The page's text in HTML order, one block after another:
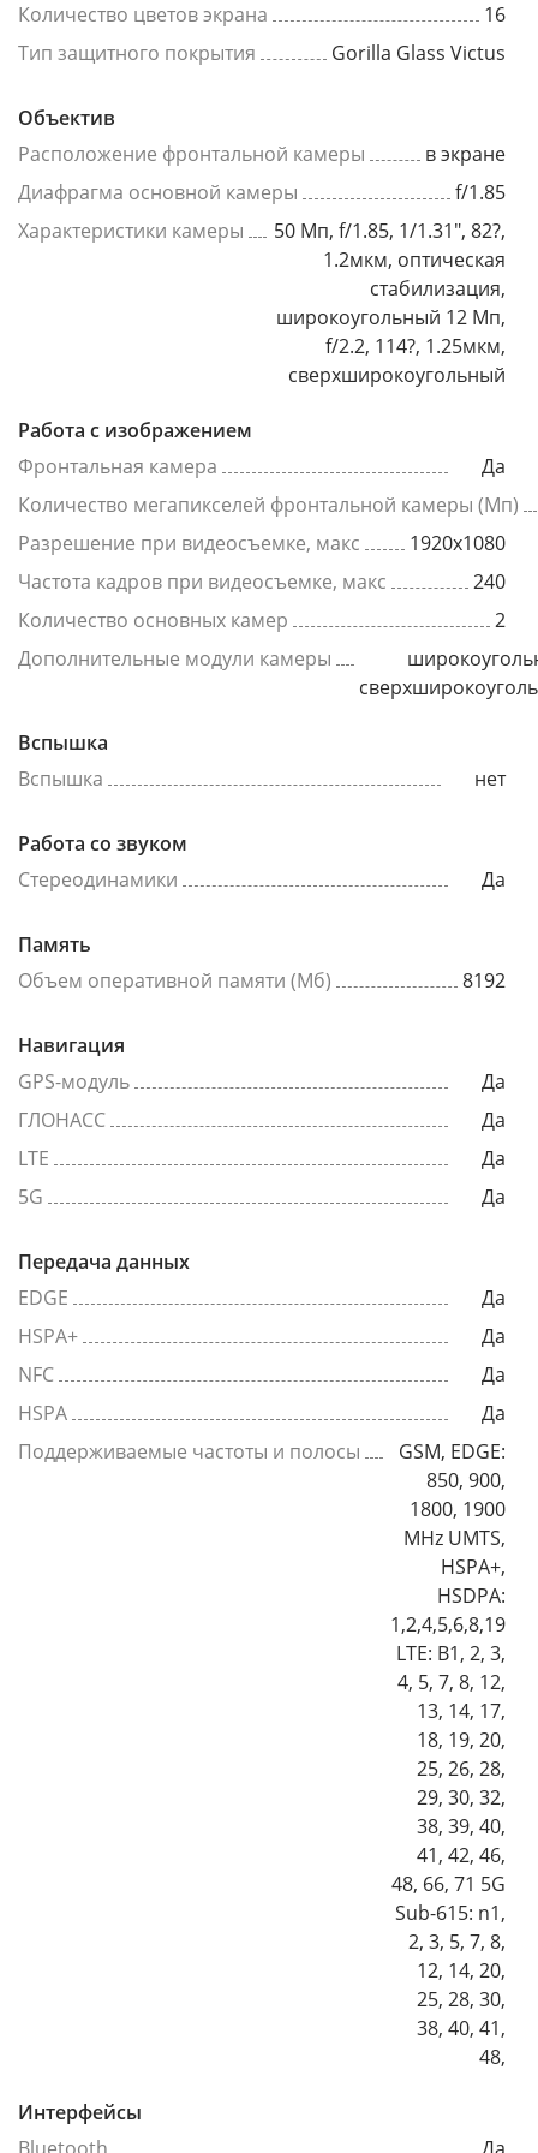
Количество цветов экрана
16
Тип защитного покрытия
Gorilla Glass Victus
Объектив
Расположение фронтальной камеры
в экране
Диафрагма основной камеры
f/1.85
Характеристики камеры
50 Мп, f/1.85, 1/1.31", 82?,
1.2мкм, оптическая
стабилизация,
широкоугольный 12 Мп,
f/2.2, 114?, 1.25мкм,
сверхширокоугольный
Работа с изображением
Фронтальная камера
Да
Количество мегапикселей фронтальной камеры (Мп)
Разрешение при видеосъемке, макс
1920x1080
Частота кадров при видеосъемке, макс
240
Количество основных камер
2
Дополнительные модули камеры
Вспышка
Вспышка
нет
Работа со звуком
Стереодинамики
Да
Память
Объем оперативной памяти (Мб)
8192
Навигация
GPS-модуль
Да
ГЛОНАСС
Да
LTE
Да
5G
Да
Передача данных
EDGE
Да
HSPA+
Да
NFC
Да
HSPA
Да
Поддерживаемые частоты и полосы
GSM, EDGE:
850, 900,
1800, 1900
MHz UMTS,
HSPA+,
HSDPA:
1,2,4,5,6,8,19
LTE: B1, 2, 3,
4, 5, 7, 8, 12,
13, 14, 17,
18, 19, 20,
25, 26, 28,
29, 30, 32,
38, 39, 40,
41, 42, 46,
48, 66, 71 5G
Sub-615: n1,
2, 3, 5, 7, 8,
12, 14, 20,
25, 28, 30,
38, 40, 41,
48,
Интерфейсы